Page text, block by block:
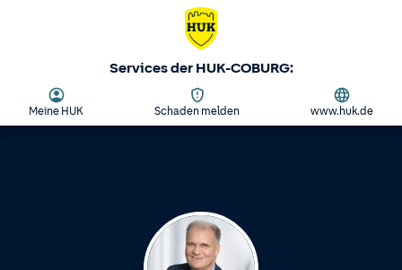
Services der HUK-COBURG:
Meine HUK Schaden melden www.huk.de